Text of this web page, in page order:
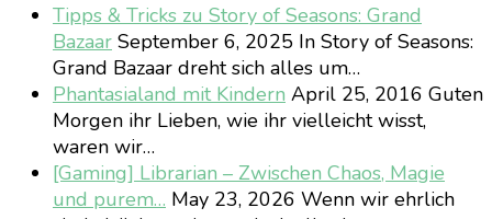
Tipps & Tricks zu Story of Seasons: Grand
Bazaar September 6, 2025 In Story of Seasons:
Grand Bazaar dreht sich alles um…
Phantasialand mit Kindern April 25, 2016 Guten
Morgen ihr Lieben, wie ihr vielleicht wisst,
waren wir…
[Gaming] Librarian – Zwischen Chaos, Magie
und purem… May 23, 2026 Wenn wir ehrlich